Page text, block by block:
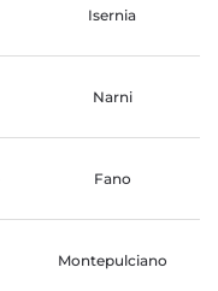
Isernia
Narni
Fano
Montepulciano